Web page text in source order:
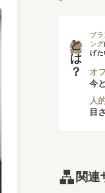
とは？
ブラ
ング
げた
オ
今
人
目
関連